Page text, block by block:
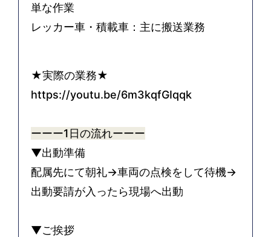
単な作業
レッカー車・積載車：主に搬送業務
★実際の業務★
https://youtu.be/6m3kqfGIqqk
ーーー1日の流れーーー
▼出動準備
配属先にて朝礼→車両の点検をして待機→
出動要請が入ったら現場へ出動
▼ご挨拶